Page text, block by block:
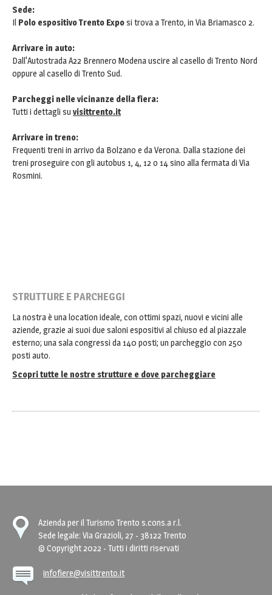
Sede:
Il Polo espositivo Trento Exposi trova a Trento, in Via Briamasco 2.
Arrivare in auto:
Dall'Autostrada A22 Brennero Modena uscire al casello di Trento Nord
oppure al casello di Trento Sud.
Parcheggi nelle vicinanze della fiera:
Tutti i dettagli su visittrento.it
Arrivare in treno:
Frequenti treni in arrivo da Bolzano e da Verona. Dalla stazione dei
treni proseguire con gli autobus 1, 4, 12 o 14 sino alla fermata di Via
Rosmini.
STRUTTURE E PARCHEGGI
La nostra è una location ideale, con ottimi spazi, nuovi e vicini alle
aziende, grazie ai suoi due saloni espositivi al chiuso ed al piazzale
esterno; una sala congressi da 140 posti; un parcheggio con 250
posti auto.
Scopri tutte le nostre strutture e dove parcheggiare
Azienda per il Turismo Trento s.cons.a r.l.
Sede legale: Via Grazioli, 27 - 38122 Trento
© Copyright 2022 - Tutti i diritti riservati
infofiere@visittrento.it